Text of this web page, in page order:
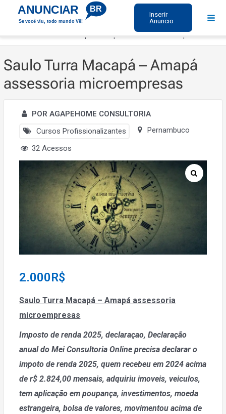
ANUNCIAR BR
Se você viu, todo mundo Vê!
Inserir
Anuncio
Saulo Turra Macapá – Amapá
assessoria microempresas
POR AGAPEHOME CONSULTORIA
Cursos Profissionalizantes
Pernambuco
32 Acessos
2.000R$
Saulo Turra Macapá – Amapá assessoria
microempresas
Imposto de renda 2025, declaraçao, Declaração
anual do MeiConsultoria Online precisa declarar o
impoto de renda 2025, quem recebeu em 2024 acima
de r$ 2.824,00 mensais, adquiriu imoveis, veiculos,
tem aplicação em poupança, investimentos, moeda
estrangeira, bolsa de valores, movimentou acima de